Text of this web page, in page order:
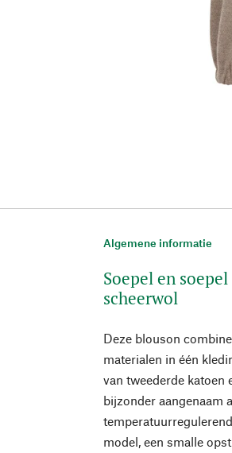
Algemene informatie
Soepel en
scheerwol
Deze blouson
materialen in één
van tweederde katoen
bijzonder aangenaam
model, een smalle